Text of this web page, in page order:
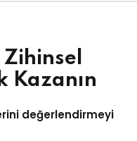
Kazanın
değerlendirmeyi